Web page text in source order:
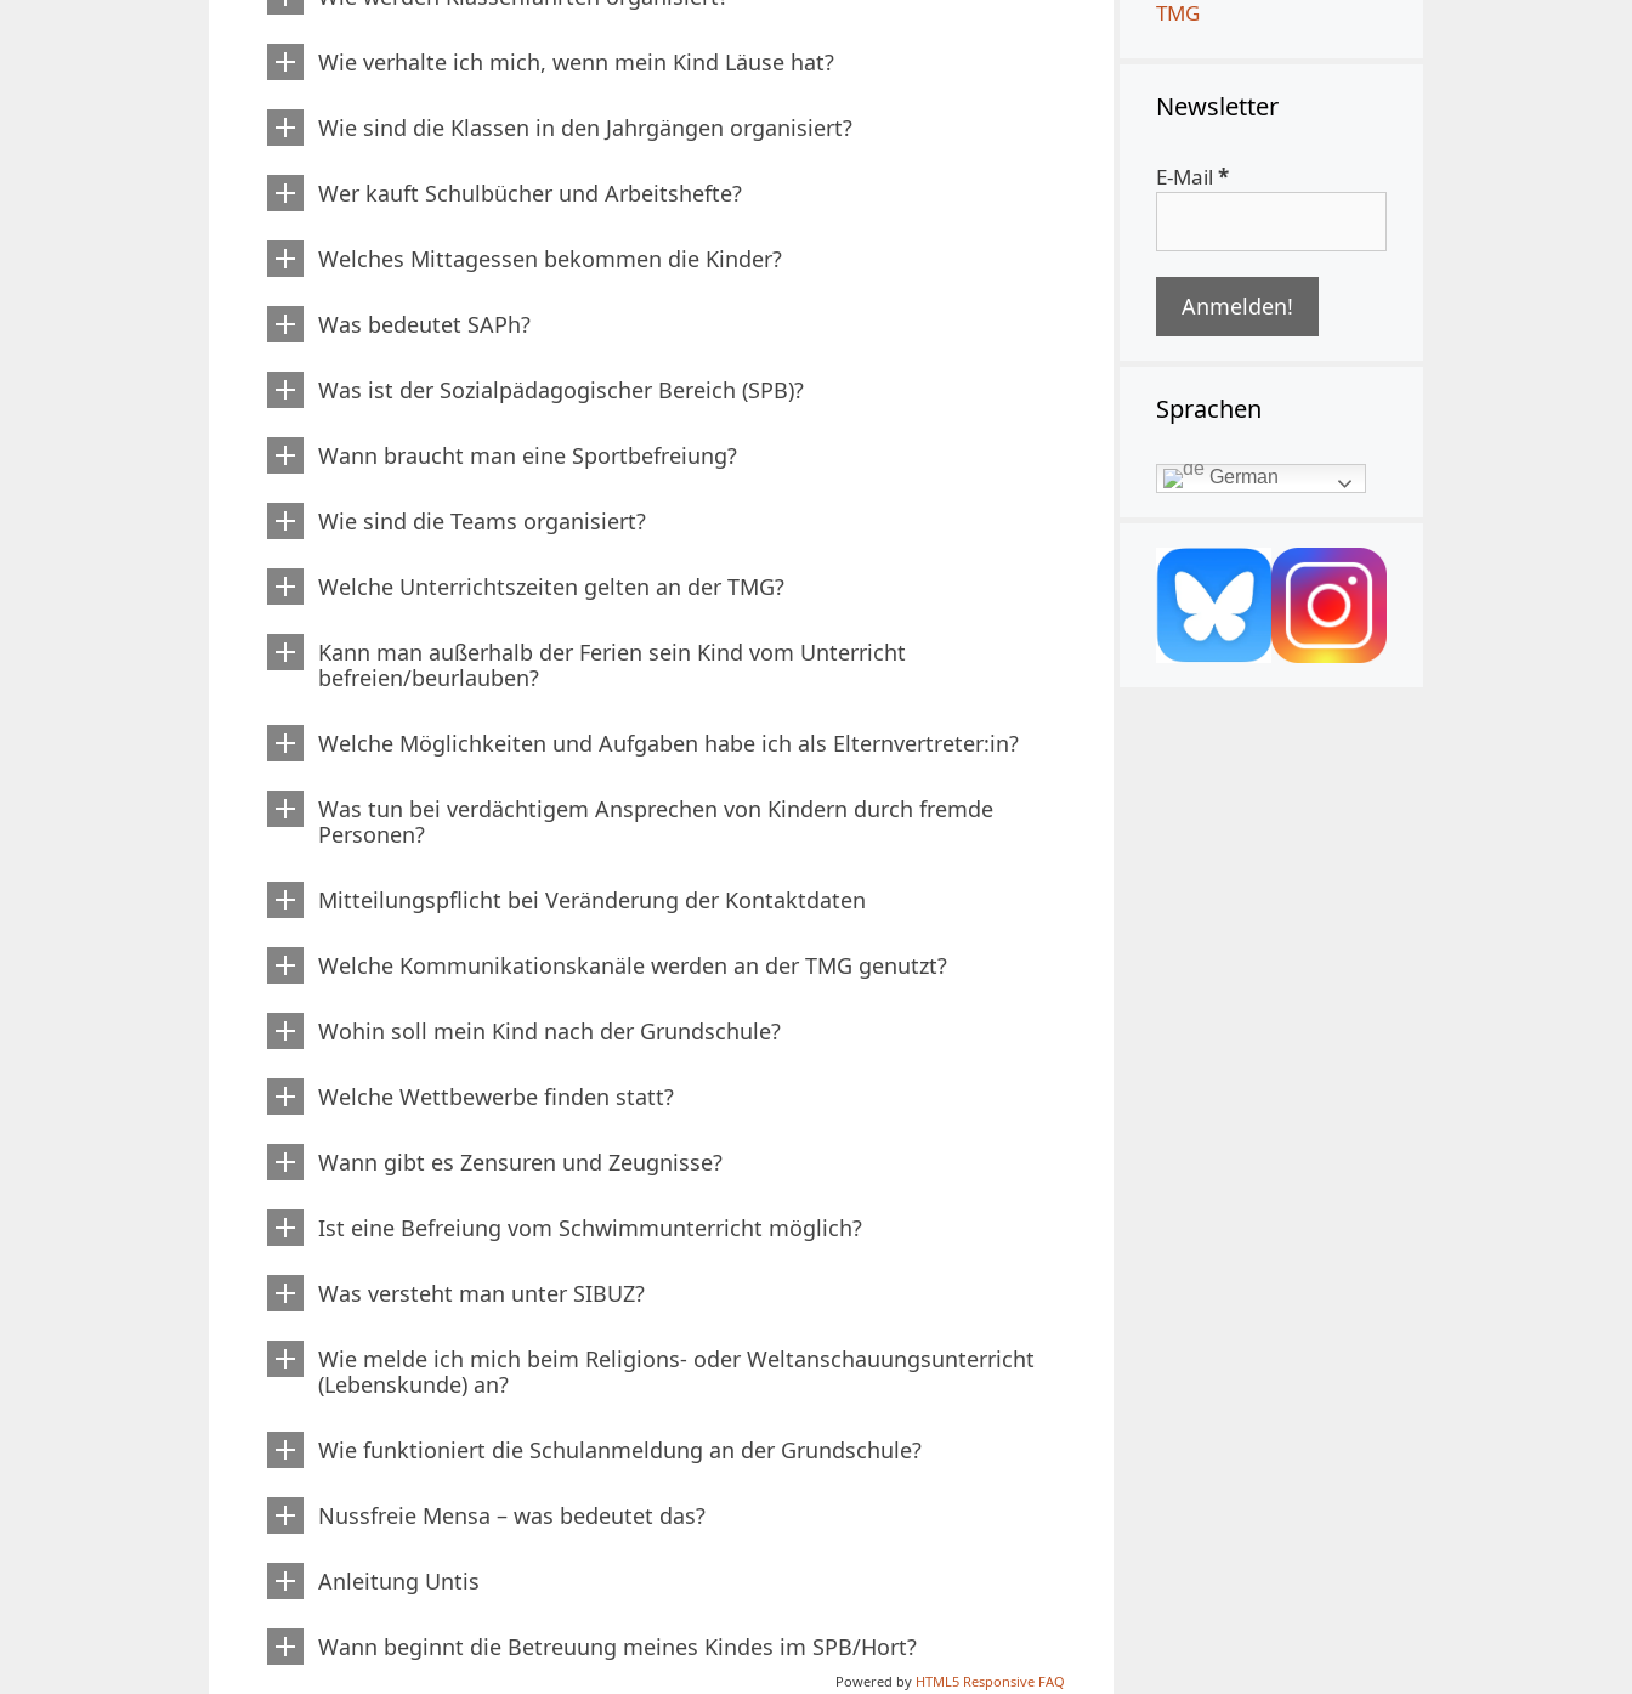
Wie verhalte ich mich, wenn mein Kind Läuse hat?
Wie sind die Klassen in den Jahrgängen organisiert?
Wer kauft Schulbücher und Arbeitshefte?
Welches Mittagessen bekommen die Kinder?
Was bedeutet SAPh?
Was ist der Sozialpädagogischer Bereich (SPB)?
Wann braucht man eine Sportbefreiung?
Wie sind die Teams organisiert?
Welche Unterrichtszeiten gelten an der TMG?
Kann man außerhalb der Ferien sein Kind vom Unterricht
befreien/beurlauben?
Welche Möglichkeiten und Aufgaben habe ich als Elternvertreter:in?
Was tun bei verdächtigem Ansprechen von Kindern durch fremde
Personen?
Mitteilungspflicht bei Veränderung der Kontaktdaten
Welche Kommunikationskanäle werden an der TMG genutzt?
Wohin soll mein Kind nach der Grundschule?
Welche Wettbewerbe finden statt?
Wann gibt es Zensuren und Zeugnisse?
Ist eine Befreiung vom Schwimmunterricht möglich?
Was versteht man unter SIBUZ?
Wie melde ich mich beim Religions- oder Weltanschauungsunterricht
(Lebenskunde) an?
Wie funktioniert die Schulanmeldung an der Grundschule?
Nussfreie Mensa – was bedeutet das?
Anleitung Untis
Wann beginnt die Betreuung meines Kindes im SPB/Hort?
Powered by HTML5 Responsive FAQ
TMG
Newsletter
E-Mail *
Sprachen
German